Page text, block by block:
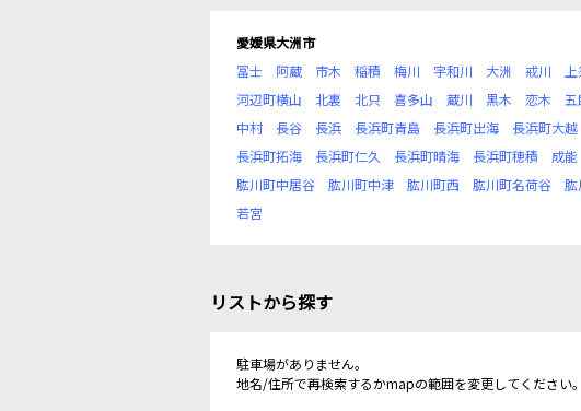
愛媛県大洲市
冨士
阿蔵 市木 稲積 梅川 宇和川 大洲 戒川
河辺町横山
北裏 北只 喜多山 蔵川 黒木 恋木 五
中村
長谷 長浜 長浜町青島 長浜町出海 長浜町大越
長浜町拓海
長浜町仁久 長浜町晴海 長浜町穂積 成能
肱川町中居谷
肱川町中津 肱川町西 肱川町名荷谷 肱
若宮
リストから探す
駐車場がありません。
地名/住所で再検索するかmapの範囲を変更してください。